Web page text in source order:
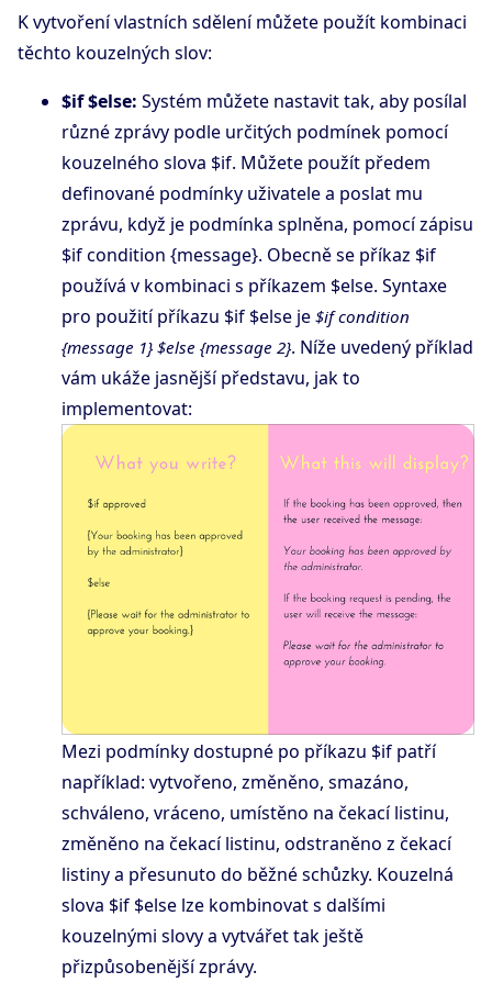
K vytvoření vlastních sdělení můžete použít kombinaci
těchto kouzelných slov:
$if $else: Systém můžete nastavit tak, aby posílal
různé zprávy podle určitých podmínek pomocí
kouzelného slova $if. Můžete použít předem
definované podmínky uživatele a poslat mu
zprávu, když je podmínka splněna, pomocí zápisu
$if condition {message}. Obecně se příkaz $if
používá v kombinaci s příkazem $else. Syntaxe
pro použití příkazu $if $else je $if condition
{message 1} $else {message 2}. Níže uvedený příklad
vám ukáže jasnější představu, jak to
implementovat:
Mezi podmínky dostupné po příkazu $if patří
například: vytvořeno, změněno, smazáno,
schváleno, vráceno, umístěno na čekací listinu,
změněno na čekací listinu, odstraněno z čekací
listiny a přesunuto do běžné schůzky. Kouzelná
slova $if $else lze kombinovat s dalšími
kouzelnými slovy a vytvářet tak ještě
přizpůsobenější zprávy.